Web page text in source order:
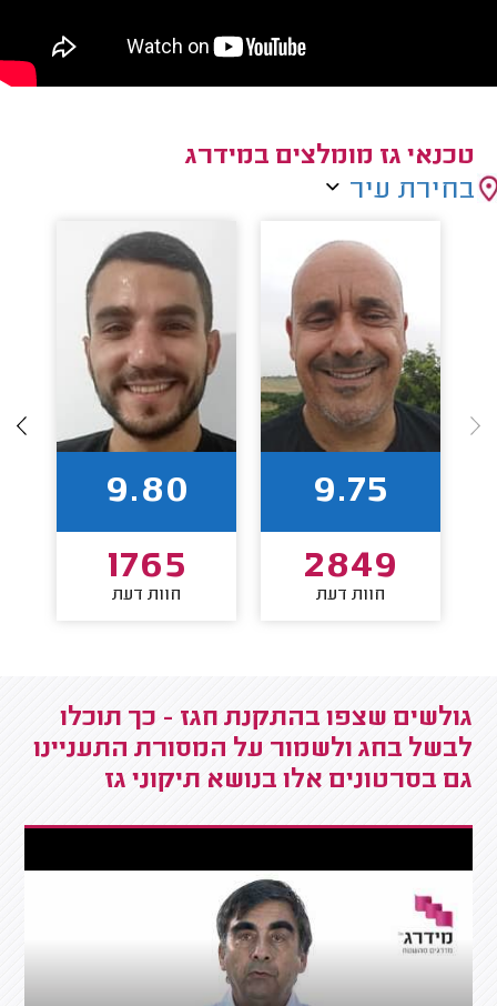
טכנאי גז מומלצים במידרג
בחירת עיר
9.75
2849
חוות דעת
9.80
1765
חוות דעת
גולשים שצפו בהתקנת חגז - כך תוכלו
לבשל בחג ולשמור על המסורת התעניינו
גם בסרטונים אלו בנושא תיקוני גז